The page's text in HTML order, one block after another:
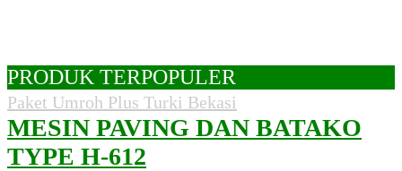
PRODUK TERPOPULER
Paket Umroh Plus Turki Bekasi
MESIN PAVING DAN BATAKO
TYPE H-612